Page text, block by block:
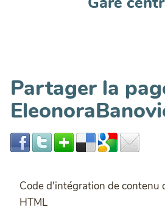
Partager la
Code d'intégration de contenu
HTML